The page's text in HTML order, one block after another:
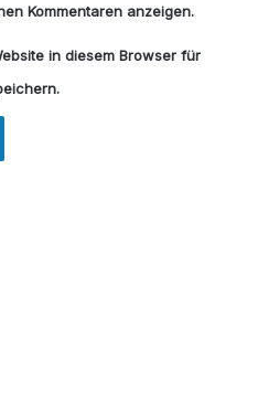
Kommentaren anzeigen.
in diesem Browser für